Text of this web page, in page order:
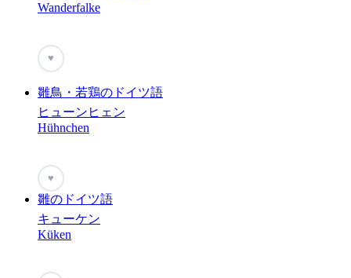
Wanderfalke
♥
雛鳥・若鶏のドイツ語
ヒューンヒェン
Hühnchen
♥
雛のドイツ語
キューケン
Küken